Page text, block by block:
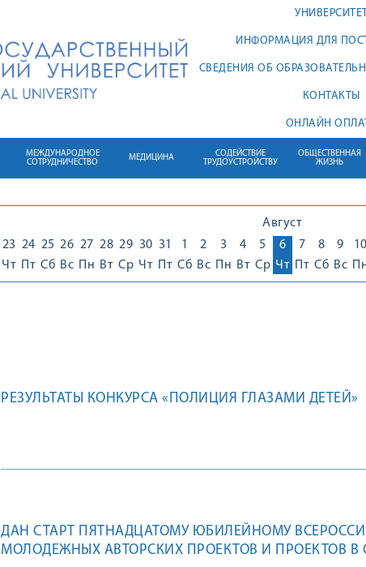
УНИВЕРСИТЕТ
ИНФОРМАЦИЯ ДЛЯ
СВЕДЕНИЯ ОБ
КОНТАКТЫ
ОНЛАЙН
МЕЖДУНАРОДНОЕ
СОТРУДНИЧЕСТВО
МЕДИЦИНА
СОДЕЙСТВИЕ
ТРУДОУСТРОЙСТВУ
ОБЩЕСТВЕННАЯ
ЖИЗНЬ
Август
23
Чт
24
Пт
25
Сб
26
Вс
27
Пн
28
Вт
29
Ср
30
Чт
31
Пт
1
Сб
2
Вс
3
Пн
4
Вт
5
Ср
6
Чт
7
Пт
8
Сб
9
Вс
10
РЕЗУЛЬТАТЫ КОНКУРСА «ПОЛИЦИЯ ГЛАЗАМИ ДЕТЕЙ»
ДАН СТАРТ ПЯТНАДЦАТОМУ ЮБИЛЕЙНОМУ
МОЛОДЕЖНЫХ АВТОРСКИХ ПРОЕКТОВ И ПРОЕКТОВ В